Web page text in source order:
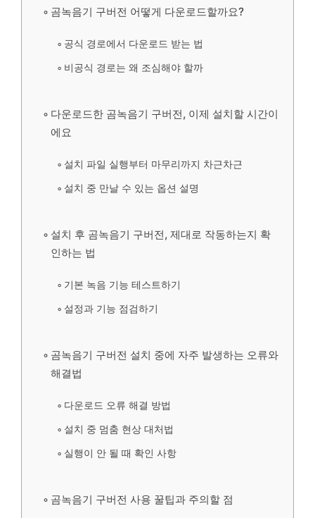
곰녹음기 구버전 어떻게 다운로드할까요?
공식 경로에서 다운로드 받는 법
비공식 경로는 왜 조심해야 할까
다운로드한 곰녹음기 구버전, 이제 설치할 시간이
에요
설치 파일 실행부터 마무리까지 차근차근
설치 중 만날 수 있는 옵션 설명
설치 후 곰녹음기 구버전, 제대로 작동하는지 확
인하는 법
기본 녹음 기능 테스트하기
설정과 기능 점검하기
곰녹음기 구버전 설치 중에 자주 발생하는 오류와
해결법
다운로드 오류 해결 방법
설치 중 멈춤 현상 대처법
실행이 안 될 때 확인 사항
곰녹음기 구버전 사용 꿀팁과 주의할 점